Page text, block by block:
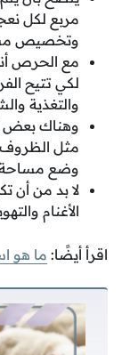
وتخصيص مساحة
مع الحرص
لكي تتيح
والتغذية
وهناك بعض
مثل الظروف
وضع مساحة
لا بد من أن
الأغنام
اقرأ أيضًا: ما هو